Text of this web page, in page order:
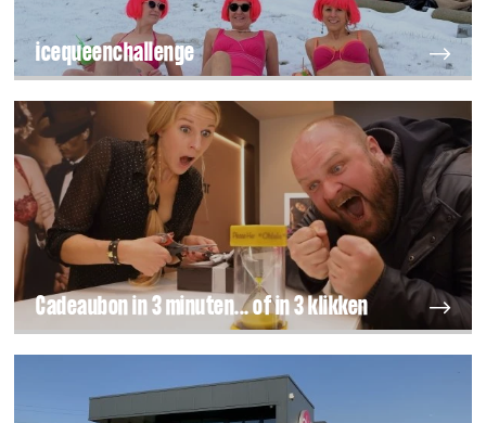
icequeenchallenge
Cadeaubon in 3 minuten... of in 3 klikken